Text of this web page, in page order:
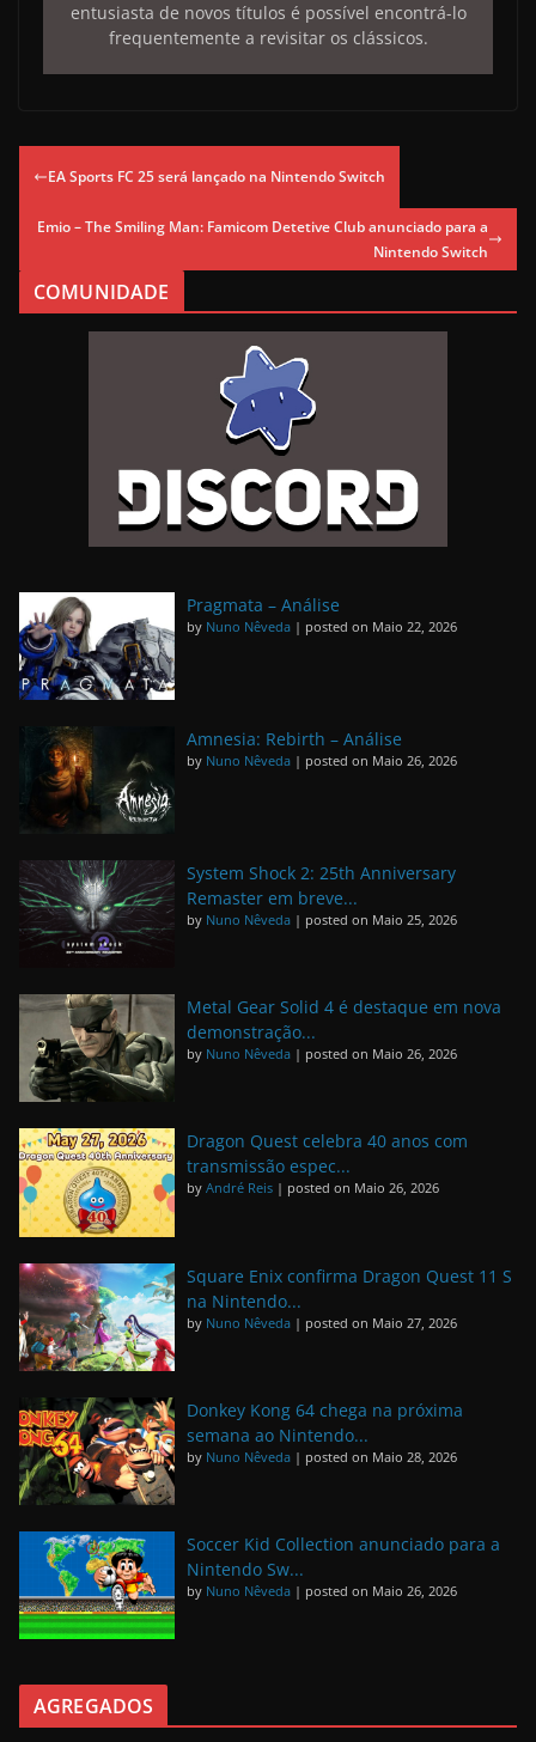
entusiasta de novos títulos é possível encontrá-lo
frequentemente a revisitar os clássicos.
EA Sports FC 25 será lançado na Nintendo Switch
Emio – The Smiling Man: Famicom Detetive Club anunciado para a
Nintendo Switch
COMUNIDADE
Pragmata – Análise
by Nuno Nêveda | posted on Maio 22, 2026
Amnesia: Rebirth – Análise
by Nuno Nêveda | posted on Maio 26, 2026
System Shock 2: 25th Anniversary
Remaster em breve...
by Nuno Nêveda | posted on Maio 25, 2026
Metal Gear Solid 4 é destaque em nova
demonstração...
by Nuno Nêveda | posted on Maio 26, 2026
Dragon Quest celebra 40 anos com
transmissão espec...
by André Reis | posted on Maio 26, 2026
Square Enix confirma Dragon Quest 11 S
na Nintendo...
by Nuno Nêveda | posted on Maio 27, 2026
Donkey Kong 64 chega na próxima
semana ao Nintendo...
by Nuno Nêveda | posted on Maio 28, 2026
Soccer Kid Collection anunciado para a
Nintendo Sw...
by Nuno Nêveda | posted on Maio 26, 2026
AGREGADOS